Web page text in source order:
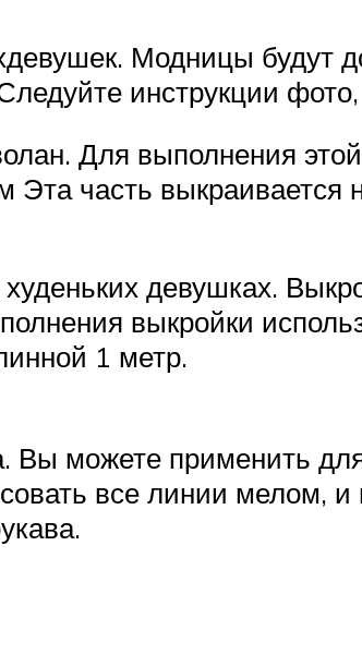
Модницы будут
инструкции
Для выполнения
часть выкраивается
девушках.
выкройки
1 метр.
Вы можете применить
все линии мелом, и